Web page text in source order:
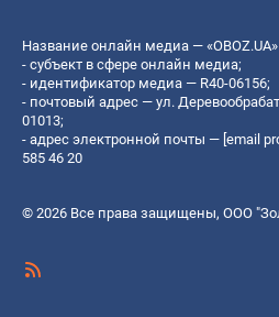
Название онлайн медиа — «OBOZ.UA»
- субъект в сфере онлайн медиа;
- идентификатор медиа — R40-06156;
- почтовый адрес — ул.
01013;
- адрес электронной почты — [email
585 46 20
© 2026 Все права защищены, ООО